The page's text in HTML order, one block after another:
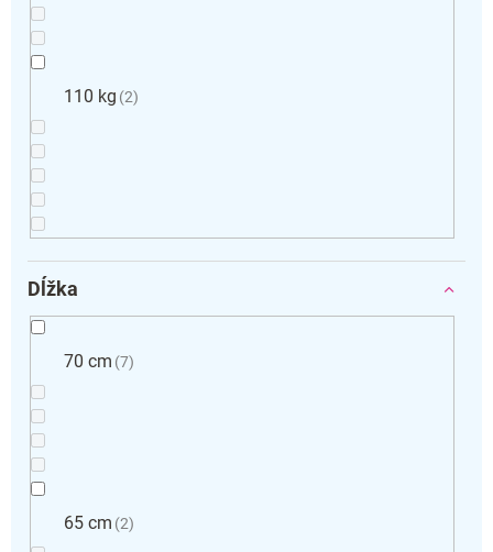
110 kg 2
Dĺžka
70 cm 7
65 cm 2